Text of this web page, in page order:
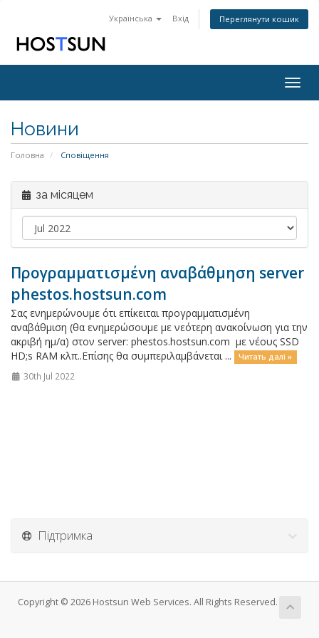
Українська Вхід Переглянути кошик
Новини
Головна Сповіщення
за місяцем
Προγραμματισμένη αναβάθμηση server
phestos.hostsun.com
Σας ενημερώνουμε ότι επίκειται προγραμματισμένη
αναβάθμιση (θα ενημερώσουμε με νεότερη ανακοίνωση για την
ακριβή ημ/α) στον server: phestos.hostsun.com με νέους SSD
HD;s RAM κλπ..Επίσης θα συμπεριλαμβάνεται ...
Читать далі »
30th Jul 2022
Підтримка
Copyright © 2026 Hostsun Web Services. All Rights Reserved.